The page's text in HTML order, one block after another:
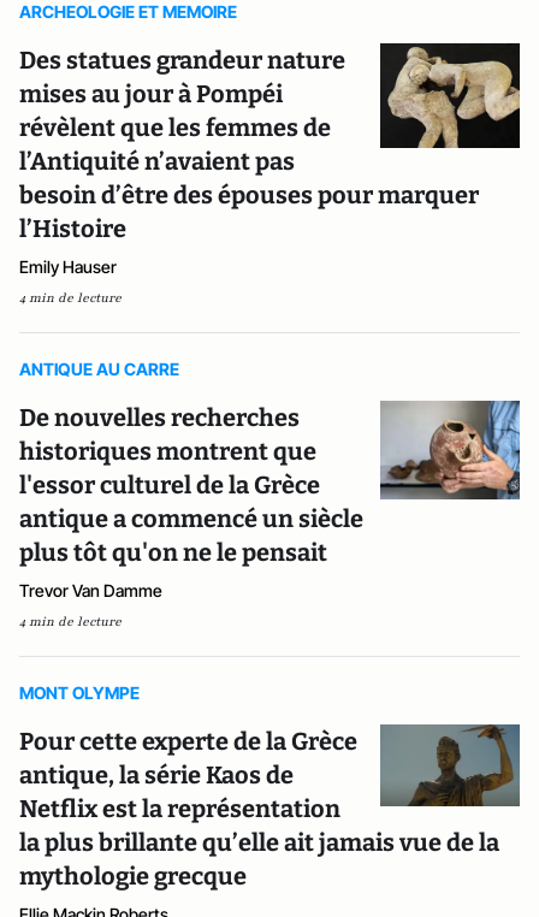
ARCHEOLOGIE ET MEMOIRE
Des statues grandeur nature
mises au jour à Pompéi
révèlent que les femmes de
l’Antiquité n’avaient pas
besoin d’être des épouses pour marquer
l’Histoire
Emily Hauser
4 min de lecture
ANTIQUE AU CARRE
De nouvelles recherches
historiques montrent que
l'essor culturel de la Grèce
antique a commencé un siècle
plus tôt qu'on ne le pensait
Trevor Van Damme
4 min de lecture
MONT OLYMPE
Pour cette experte de la Grèce
antique, la série Kaos de
Netflix est la représentation
la plus brillante qu’elle ait jamais vue de la
mythologie grecque